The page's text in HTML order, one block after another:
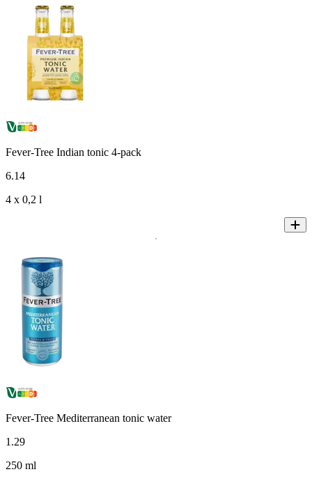
Fever-Tree Indian tonic 4-pack
6.14
4 x 0,2 l
Fever-Tree Mediterranean tonic water
1 .29
250 ml